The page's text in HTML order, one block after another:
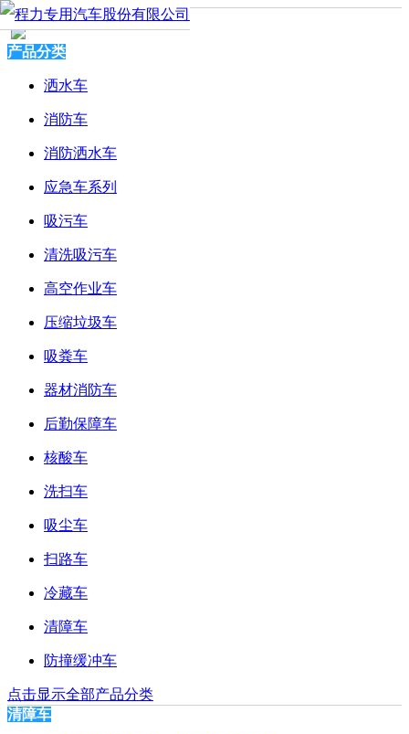
产品分类
洒水车
消防车
消防洒水车
应急车系列
吸污车
清洗吸污车
高空作业车
压缩垃圾车
吸粪车
器材消防车
后勤保障车
核酸车
洗扫车
吸尘车
扫路车
冷藏车
清障车
防撞缓冲车
点击显示全部产品分类
清障车